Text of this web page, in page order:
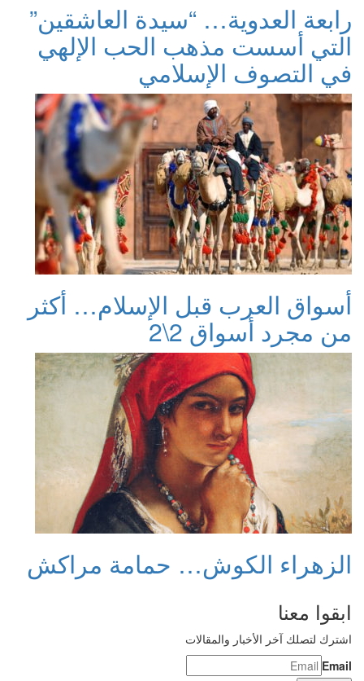
رابعة العدوية… “سيدة العاشقين”
التي أسست مذهب الحب الإلهي
في التصوف الإسلامي
أسواق العرب قبل الإسلام… أكثر
من مجرد أسواق 2\2
الزهراء الكوش… حمامة مراكش
ابقوا معنا
اشترك لتصلك آخر الأخبار والمقالات
Email